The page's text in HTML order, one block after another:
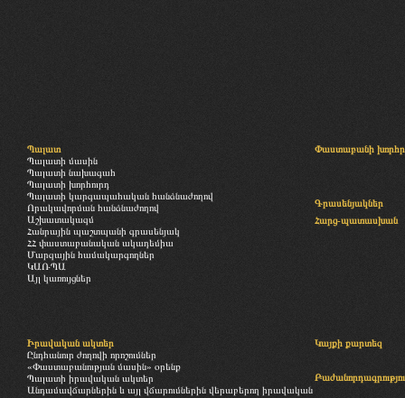
Պալատ
Պալատի մասին
Պալատի նախագահ
Պալատի խորհուրդ
Պալատի կարգապահական հանձնաժողով
Որակավորման հանձնաժողով
Աշխատակազմ
Հանրային պաշտպանի գրասենյակ
ՀՀ փաստաբանական ակադեմիա
Մարզային համակարգողներ
ԿԱՌՊԱ
Այլ կառույցներ
Փաստաբանի
Գրասենյակներ
Հարց-պատասխան
Իրավական ակտեր
Ընդհանուր ժողովի որոշումներ
«Փաստաբանության մասին» օրենք
Պալատի իրավական ակտեր
Անդամավճարներին և այլ վճարումներին վերաբերող իրավական
Կայքի քարտեզ